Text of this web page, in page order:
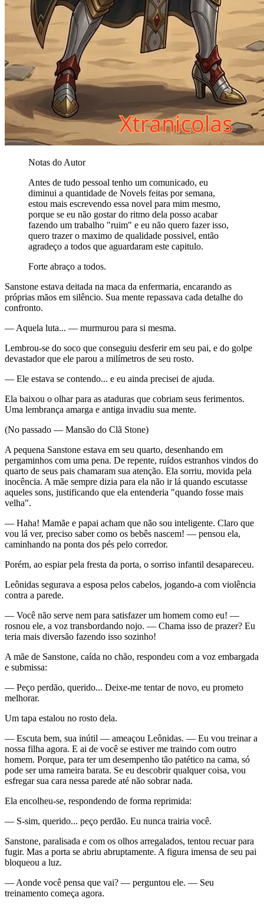
Notas do Autor
Antes de tudo pessoal tenho um comunicado, eu
diminui a quantidade de Novels feitas por semana,
estou mais escrevendo essa novel para mim mesmo,
porque se eu não gostar do ritmo dela posso acabar
fazendo um trabalho "ruim" e eu não quero fazer isso,
quero trazer o maximo de qualidade possivel, então
agradeço a todos que aguardaram este capitulo.
Forte abraço a todos.
Sanstone estava deitada na maca da enfermaria, encarando as
próprias mãos em silêncio. Sua mente repassava cada detalhe do
confronto.
— Aquela luta... — murmurou para si mesma.
Lembrou-se do soco que conseguiu desferir em seu pai, e do golpe
devastador que ele parou a milímetros de seu rosto.
— Ele estava se contendo... e eu ainda precisei de ajuda.
Ela baixou o olhar para as ataduras que cobriam seus ferimentos.
Uma lembrança amarga e antiga invadiu sua mente.
(No passado — Mansão do Clã Stone)
A pequena Sanstone estava em seu quarto, desenhando em
pergaminhos com uma pena. De repente, ruídos estranhos vindos do
quarto de seus pais chamaram sua atenção. Ela sorriu, movida pela
inocência. A mãe sempre dizia para ela não ir lá quando escutasse
aqueles sons, justificando que ela entenderia "quando fosse mais
velha".
— Haha! Mamãe e papai acham que não sou inteligente. Claro que
vou lá ver, preciso saber como os bebês nascem! — pensou ela,
caminhando na ponta dos pés pelo corredor.
Porém, ao espiar pela fresta da porta, o sorriso infantil desapareceu.
Leônidas segurava a esposa pelos cabelos, jogando-a com violência
contra a parede.
— Você não serve nem para satisfazer um homem como eu! —
rosnou ele, a voz transbordando nojo. — Chama isso de prazer? Eu
teria mais diversão fazendo isso sozinho!
A mãe de Sanstone, caída no chão, respondeu com a voz embargada
e submissa:
— Peço perdão, querido... Deixe-me tentar de novo, eu prometo
melhorar.
Um tapa estalou no rosto dela.
— Escuta bem, sua inútil — ameaçou Leônidas. — Eu vou treinar a
nossa filha agora. E ai de você se estiver me traindo com outro
homem. Porque, para ter um desempenho tão patético na cama, só
pode ser uma rameira barata. Se eu descobrir qualquer coisa, vou
esfregar sua cara nessa parede até não sobrar nada.
Ela encolheu-se, respondendo de forma reprimida:
— S-sim, querido... peço perdão. Eu nunca trairia você.
Sanstone, paralisada e com os olhos arregalados, tentou recuar para
fugir. Mas a porta se abriu abruptamente. A figura imensa de seu pai
bloqueou a luz.
— Aonde você pensa que vai? — perguntou ele. — Seu
treinamento começa agora.